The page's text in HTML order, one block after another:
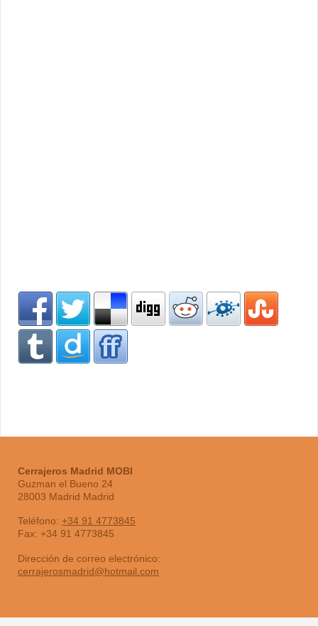
Cerrajeros Madrid MOBI
Guzman el Bueno 24
28003 Madrid Madrid
Teléfono: +34 91 4773845
Fax: +34 91 4773845
Dirección de correo electrónico:
cerrajerosmadrid@hotmail.com